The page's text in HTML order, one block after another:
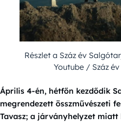
Részlet a Száz év
Youtube / Száz
Április 4-én, hétfőn kezdődik
megrendezett összművészeti
Tavasz; a járványhelyzet